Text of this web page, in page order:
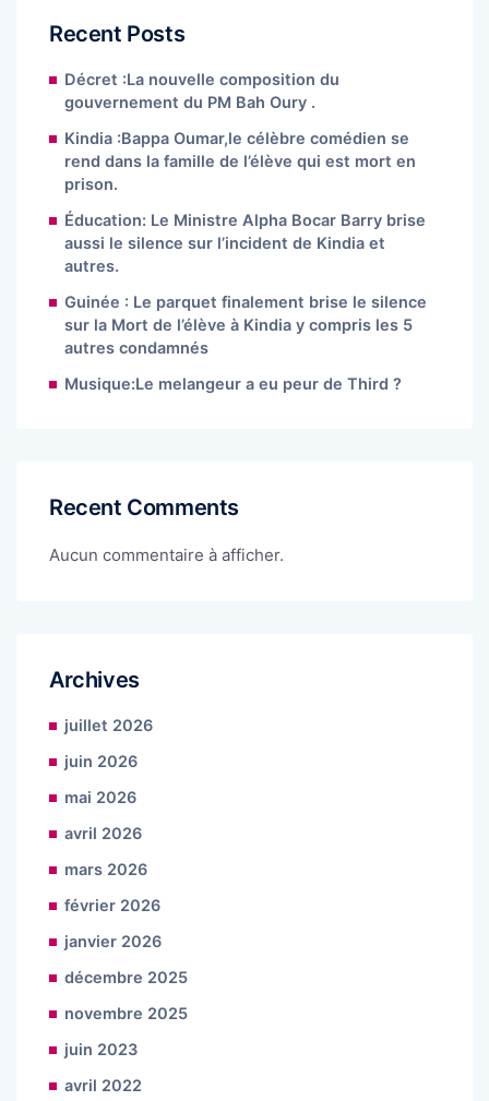
Recent Posts
Décret :La nouvelle composition du
gouvernement du PM Bah Oury .
Kindia :Bappa Oumar,le célèbre comédien se
rend dans la famille de l’élève qui est mort en
prison.
Éducation: Le Ministre Alpha Bocar Barry brise
aussi le silence sur l’incident de Kindia et
autres.
Guinée : Le parquet finalement brise le silence
sur la Mort de l’élève à Kindia y compris les 5
autres condamnés
Musique:Le melangeur a eu peur de Third ?
Recent Comments
Aucun commentaire à afficher.
Archives
juillet 2026
juin 2026
mai 2026
avril 2026
mars 2026
février 2026
janvier 2026
décembre 2025
novembre 2025
juin 2023
avril 2022